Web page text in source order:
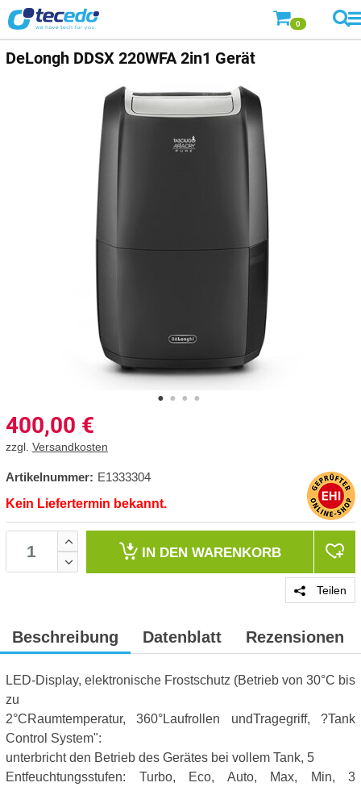
0
DeLongh DDSX 220WFA 2in1 Gerät
400,00 €
zzgl. Versandkosten
Artikelnummer: E1333304
Kein Liefertermin bekannt.
IN DEN WARENKORB
Teilen
Beschreibung Datenblatt Rezensionen
LED-Display, elektronische Frostschutz (Betrieb von 30°C bis
zu
2°CRaumtemperatur, 360°Laufrollen undTragegriff, ?Tank
Control System":
unterbricht den Betrieb des Gerätes bei vollem Tank, 5
Entfeuchtungsstufen: Turbo, Eco, Auto, Max, Min, 3